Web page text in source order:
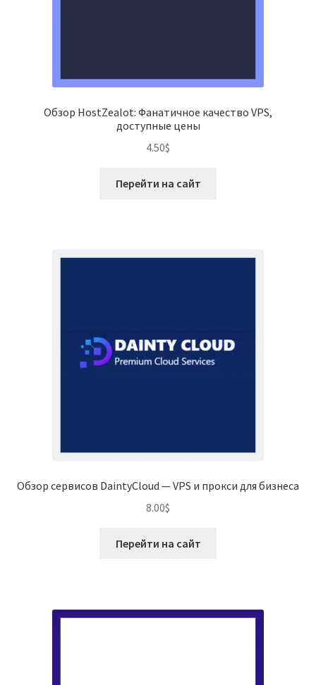
Обзор HostZealot: Фанатичное качество VPS,
доступные цены
4.50$
Перейти на сайт
Обзор сервисов DaintyCloud — VPS и прокси для бизнеса
8.00$
Перейти на сайт